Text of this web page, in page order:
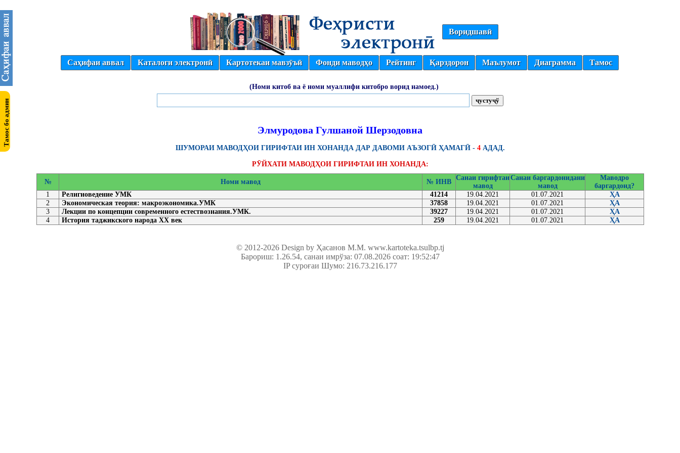
Воридшавӣ
Саҳифаи аввал Каталоги электронӣ Картотекаи мавзӯъӣ Фонди маводҳо Рейтинг Қарздорон Маълумот Диаграмма Тамос
(Номи китоб ва ё номи муаллифи китобро ворид намоед.)
Элмуродова Гулшаной Шерзодовна
ШУМОРАИ МАВОДҲОИ ГИРИФТАИ ИН ХОНАНДА ДАР ДАВОМИ АЪЗОГӢ ҲАМАГӢ - 4АДАД.
РӮЙХАТИ МАВОДҲОИ ГИРИФТАИ ИН ХОНАНДА:
№ Номи мавод № ИНВ
Санаи гирифтаи
мавод
Санаи баргардонидани
мавод
Маводро
баргардонд?
1
Религиоведение УМК 41214 19.04.2021 01.07.2021
ҲА
2
Экономическая теория: макроэкономика.УМК 37858 19.04.2021 01.07.2021
ҲА
3
Лекции по концепции современного естествознания.УМК. 39227 19.04.2021 01.07.2021
ҲА
4
История таджикского народа ХХ век 259 19.04.2021 01.07.2021 ҲА
© 2012-2026 Design by Ҳасанов М.М. www.kartoteka.tsulbp.tj
Барориш: 1.26.54, санаи имрўза: 07.08.2026 соат: 19:52:47
IP суроғаи Шумо: 216.73.216.177